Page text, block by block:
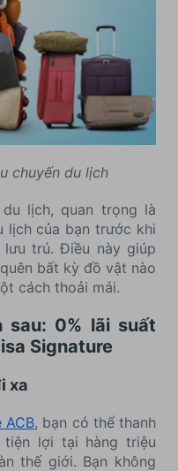
chuyến du lịch
lịch, quan trọng là
lịch của bạn trước khi
trú. Điều này giúp
bất kỳ đồ vật nào
cách thoải mái.
0% lãi suất
Signature
xa
ACB, bạn có thể thanh
lợi tại hàng triệu
thế giới. Bạn không